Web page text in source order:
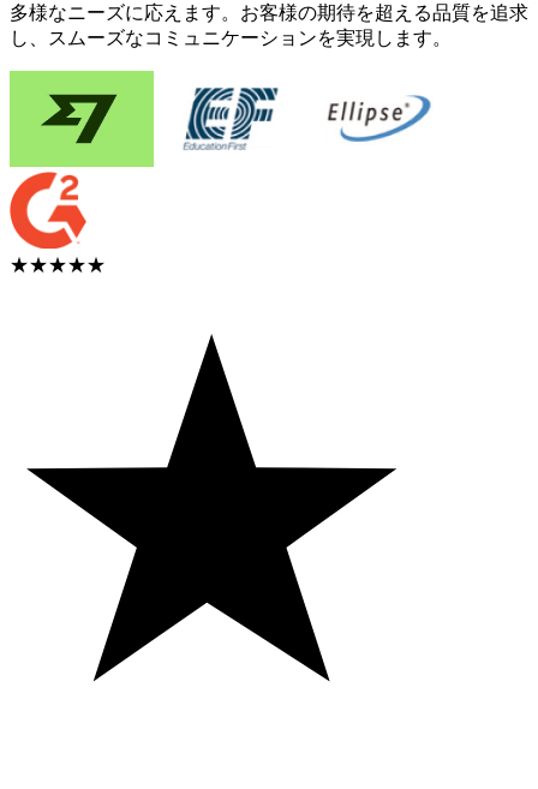
多様なニーズに応えます。お客様の期待を超える品質を追求
し、スムーズなコミュニケーションを実現します。
★★★★★